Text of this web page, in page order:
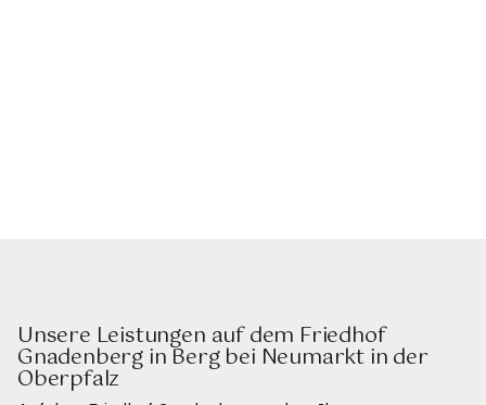
Unsere Leistungen auf dem Friedhof
Gnadenberg in Berg bei Neumarkt in der
Oberpfalz